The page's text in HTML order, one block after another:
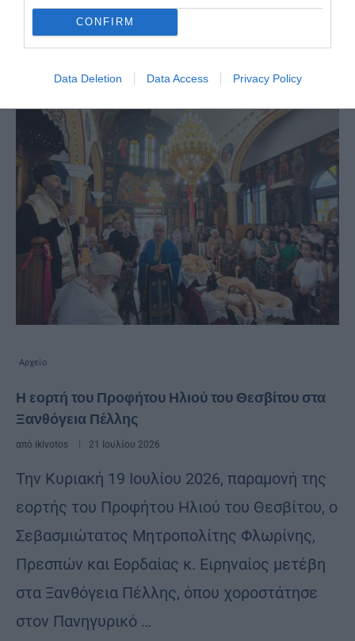
CONFIRM
Data Deletion Data Access Privacy Policy
η Αρχιερατική Θεία Λειτουργία,
ιερουργούντος του Σεβασμιωτάτου …
Αρχείο
Η εορτή του Προφήτου Ηλιού του Θεσβίτου στα
Ξανθόγεια Πέλλης
από ikivotos 21 Ιουλίου 2026
Την Κυριακή 19 Ιουλίου 2026, παραμονή της
εορτής του Προφήτου Ηλιού του Θεσβίτου, ο
Σεβασμιώτατος Μητροπολίτης Φλωρίνης,
Πρεσπών και Εορδαίας κ. Ειρηναίος μετέβη
στα Ξανθόγεια Πέλλης, όπου χοροστάτησε
στον Πανηγυρικό …